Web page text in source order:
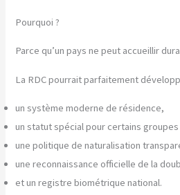
Pourquoi ?
Parce qu’un pays ne peut accueillir
La RDC pourrait parfaitement
un système moderne de résidence,
un statut spécial pour certains
une politique de naturalisation
une reconnaissance officielle de la
et un registre biométrique national.